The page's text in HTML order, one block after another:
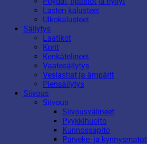
Lasten kalusteet
Ulkokalusteet
Säilytys
Laatikot
Korit
Kenkätelineet
Vaatesäilytys
Vesiastiat ja ämpärit
Piensäilytys
Siivous
Siivous
Siivousvälineet
Pyykkihuolto
Kunnossapito
Parveke- ja kynnysmatot